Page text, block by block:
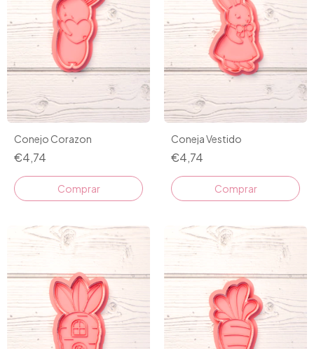
Conejo Corazon
€4,74
Comprar
Coneja Vestido
€4,74
Comprar